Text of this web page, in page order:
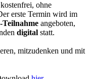
ohne
erste Termin wird im
angeboten,
digital statt.
mitzudenken und mit